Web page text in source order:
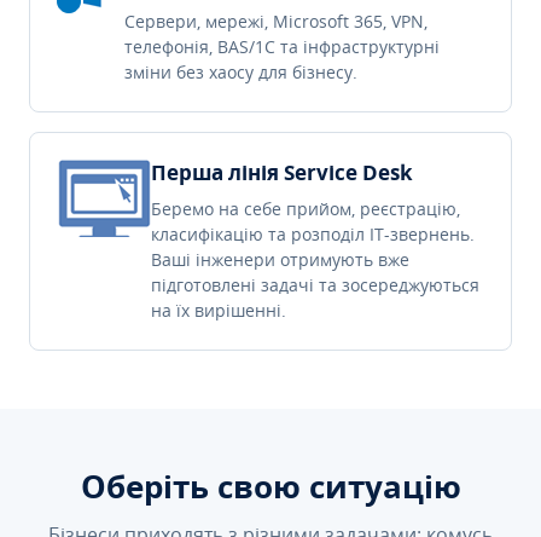
Сервери, мережі, Microsoft 365, VPN,
телефонія, BAS/1C та інфраструктурні
зміни без хаосу для бізнесу.
Перша лінія Service Desk
Беремо на себе прийом, реєстрацію,
класифікацію та розподіл IT-звернень.
Ваші інженери отримують вже
підготовлені задачі та зосереджуються
на їх вирішенні.
Оберіть свою ситуацію